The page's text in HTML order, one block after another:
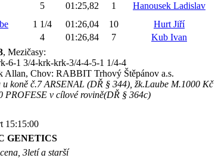
5 01:25,82 1 Hanousek Ladislav
1 1/4 01:26,04 10 Hurt Jiří
4 01:26,84 7 Kub Ivan
, Mezičasy:
6-1 3/4-krk-krk-3/4-4-5-1 1/4-4
Allan, Chov: RABBIT Trhový Štěpánov a.s.
koně č.7 ARSENAL (DŘ § 344), žk.Laube M.1000 Kč
PROFESE v cílové rovině(DŘ § 364c)
15:15:00
GENETICS
3letí a starší